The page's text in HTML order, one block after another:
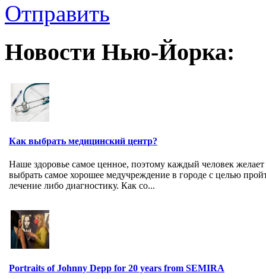
Отправить
Новости Нью-Йорка:
Как выбрать медицинский центр?
Наше здоровье самое ценное, поэтому каждый человек желает
выбрать самое хорошее медучреждение в городе с целью
лечение либо диагностику. Как со...
Portraits of Johnny Depp for 20 years from SEMIRA